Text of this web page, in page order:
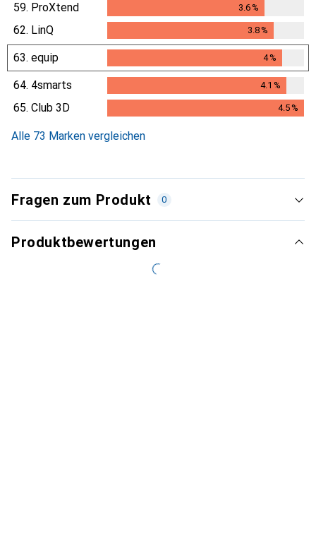
59. ProXtend 3.6%
62. LinQ 3.8%
3.8%
63. equip 4%
4%
64. 4smarts 4.1 %
4.1%
65. Club 3D 4.5%
Alle 73 Marken vergleichen
Fragen zum Produkt 0
Produktbewertungen